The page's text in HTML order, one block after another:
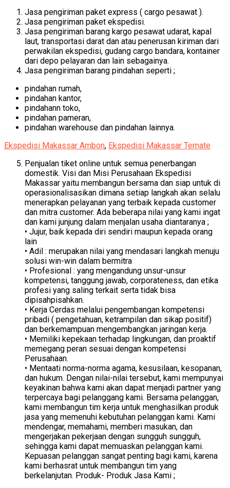
Jasa pengiriman paket express ( cargo pesawat ).
Jasa pengiriman paket ekspedisi.
Jasa pengiriman barang kargo pesawat udarat, kapal
laut, transportasi darat dan atau penerusan kiriman dari
perwakilan ekspedisi, gudang cargo bandara, kontainer
dari depo pelayaran dan lain sebagainya.
Jasa pengiriman barang pindahan seperti ;
pindahan rumah,
pindahan kantor,
pindahann toko,
pindahan pameran,
pindahan warehouse dan pindahan lainnya.
Ekspedisi Makassar Ambon, Ekspedisi Makassar Ternate
Penjualan tiket online untuk semua penerbangan
domestik. Visi dan Misi Perusahaan Ekspedisi
Makassar yaitu membangun bersama dan siap untuk di
operasionalisasikan dimana setiap langkah akan selalu
menerapkan pelayanan yang terbaik kepada customer
dan mitra customer. Ada beberapa nilai yang kami ingat
dan kami junjung dalam menjalan usaha diantaranya ;
• Jujur, baik kepada diri sendiri maupun kepada orang
lain
• Adil : merupakan nilai yang mendasari langkah menuju
solusi win-win dalam bermitra
• Profesional : yang mengandung unsur-unsur
kompetensi, tanggung jawab, corporateness, dan etika
profesi yang saling terkait serta tidak bisa
dipisahpisahkan.
• Kerja Cerdas melalui pengembangan kompetensi
pribadi ( pengetahuan, ketrampilan dan sikap positif)
dan berkemampuan mengembangkan jaringan kerja.
• Memiliki kepekaan terhadap lingkungan, dan proaktif
memegang peran sesuai dengan kompetensi
Perusahaan.
• Mentaati norma-norma agama, kesusilaan, kesopanan,
dan hukum. Dengan nilai-nilai tersebut, kami mempunyai
keyakinan bahwa kami akan dapat menjadi partner yang
terpercaya bagi pelanggang kami. Bersama pelanggan,
kami membangun tim kerja untuk menghasilkan produk
jasa yang memenuhi kebutuhan pelanggan kami. Kami
mendengar, memahami, memberi masukan, dan
mengerjakan pekerjaan dengan sungguh sungguh,
sehingga kami dapat memuaskan pelanggan kami.
Kepuasan pelanggan sangat penting bagi kami, karena
kami berhasrat untuk membangun tim yang
berkelanjutan. Produk- Produk Jasa Kami ;